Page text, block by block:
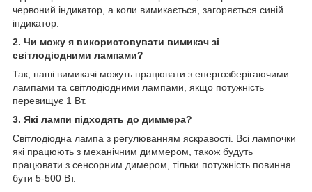
червоний індикатор, а коли вимикається, загоряється синій
індикатор.
2. Чи можу я використовувати вимикач зі
світлодіодними лампами?
Так, наші вимикачі можуть працювати з енергозберігаючими
лампами та світлодіодними лампами, якщо потужність
перевищує 1 Вт.
3. Які лампи підходять до диммера?
Світлодіодна лампа з регулюванням яскравості. Всі лампочки
які працюють з механічним диммером, також будуть
працювати з сенсорним димером, тільки потужність повинна
бути 5-500 Вт.